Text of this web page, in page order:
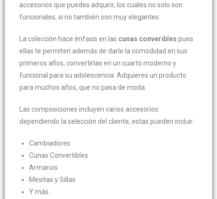
accesorios que puedes adquirir, los cuales no solo son
funcionales, si no también son muy elegantes.
La colección hace énfasis en las cunas converibles pues
ellas te permiten además de darle la comodidad en sus
primeros años, convertirlas en un cuarto moderno y
funcional para su adolescencia. Adquieres un producto
para muchos años, que no pasa de moda.
Las composiciones incluyen varios accesorios
dependiendo la selección del cliente, estas pueden incluir:
Cambiadores
Cunas Convertibles
Armarios
Mesitas y Sillas
Y más..